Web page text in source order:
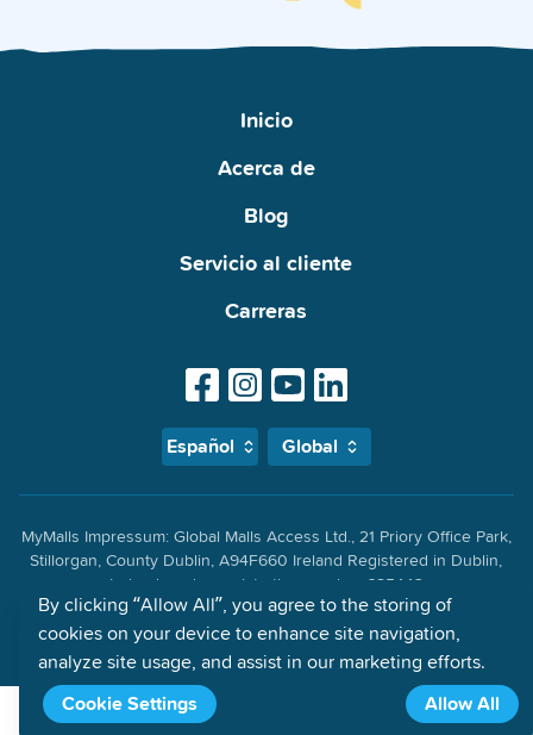
By clicking “Allow All”, you agree to the storing of
cookies on your device to enhance site navigation,
analyze site usage, and assist in our marketing efforts.
Cookie Settings Allow All
Inicio
Acerca de
Blog
Servicio al cliente
Carreras
Español Global
MyMalls Impressum: Global Malls Access Ltd., 21 Priory Office Park,
Stillorgan, County Dublin, A94F660 Ireland Registered in Dublin,
Ireland, under registration number 685442
Términos y Condiciones
Política de privacidad